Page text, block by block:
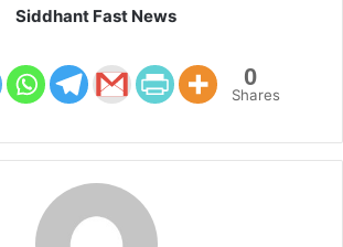
Siddhant Fast News
0
Shares